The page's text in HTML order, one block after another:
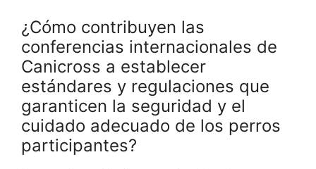
¿Cómo contribuyen las
conferencias internacionales de
Canicross a establecer
estándares y regulaciones que
garanticen la seguridad y el
cuidado adecuado de los perros
participantes?